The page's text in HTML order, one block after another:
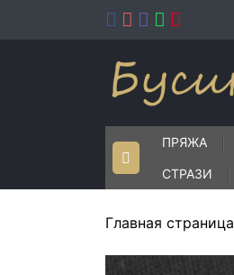
ПРЯЖА
СТРАЗИ
Главная страница